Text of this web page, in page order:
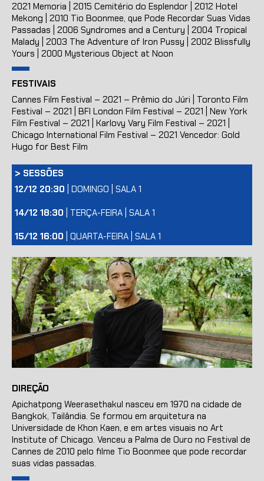
2021 Memoria | 2015 Cemitério do Esplendor | 2012 Hotel
Mekong | 2010 Tio Boonmee, que Pode Recordar Suas Vidas
Passadas | 2006 Syndromes and a Century | 2004 Tropical
Malady | 2003 The Adventure of Iron Pussy | 2002 Blissfully
Yours | 2000 Mysterious Object at Noon
FESTIVAIS
Cannes Film Festival – 2021 – Prêmio do Júri | Toronto Film
Festival – 2021 | BFI London Film Festival – 2021 | New York
Film Festival – 2021 | Karlovy Vary Film Festival – 2021 |
Chicago International Film Festival – 2021 Vencedor: Gold
Hugo for Best Film
> SESSÕES
12/12 20:30 | DOMINGO | SALA 1
14/12 18:30 | TERÇA-FEIRA | SALA 1
15/12 16:00 | QUARTA-FEIRA | SALA 1
DIREÇÃO
Apichatpong Weerasethakul nasceu em 1970 na cidade de
Bangkok, Tailândia. Se formou em arquitetura na
Universidade de Khon Kaen, e em artes visuais no Art
Institute of Chicago. Venceu a Palma de Ouro no Festival de
Cannes de 2010 pelo filme Tio Boonmee que pode recordar
suas vidas passadas.